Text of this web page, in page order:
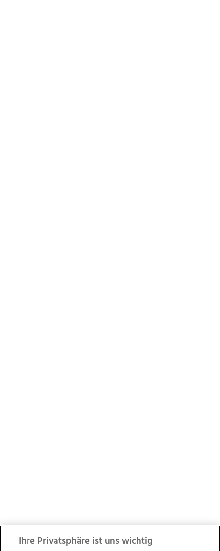
Ihre Privatsphäre ist uns wichtig